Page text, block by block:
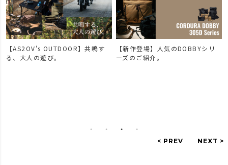
【AS2OV's OUTDOOR】共鳴す
る、大人の遊び。
【新作登場】人気のDOBBYシリ
ーズのご紹介。